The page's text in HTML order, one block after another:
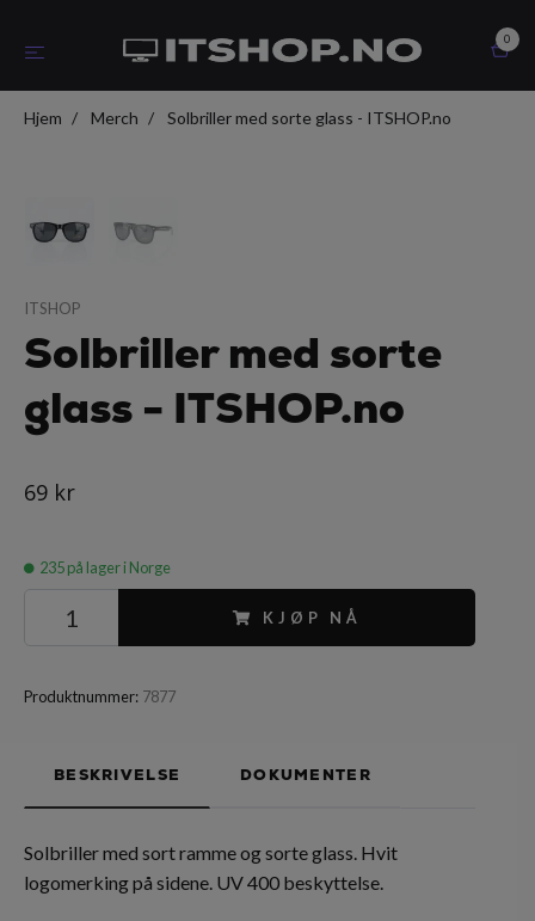
0
Hjem Merch Solbriller med sorte glass - ITSHOP.no
ITSHOP
Solbriller med sorte
glass - ITSHOP.no
69 kr
235på lager i Norge
KJØP NÅ
Produktnummer: 7877
BESKRIVELSE DOKUMENTER
Solbriller med sort ramme og sorte glass. Hvit
logomerking på sidene. UV 400 beskyttelse.